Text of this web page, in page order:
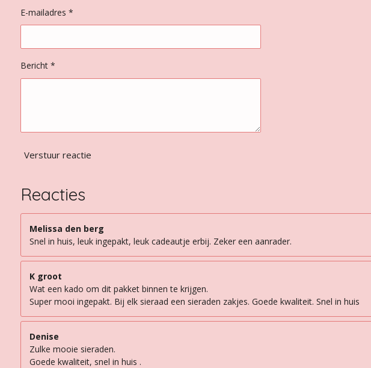
r
n n
E-mailadres *
Bericht *
Verstuur reactie
Reacties
Melissa den berg
Snel in huis, leuk ingepakt, leuk cadeautje erbij. Zeker een aanrader.
K groot
Wat een kado om dit pakket binnen te krijgen.
Super mooi ingepakt. Bij elk sieraad een sieraden zakjes. Goede kwaliteit. Snel in huis
Denise
Zulke mooie sieraden.
Goede kwaliteit, snel in huis .